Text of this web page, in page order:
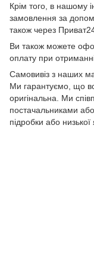
Крім того, в нашому
замовлення за
також через
Ви також можете
оплату при
Самовивіз з наших
Ми гарантуємо, що
оригінальна. Ми
постачальниками
підробки або низької